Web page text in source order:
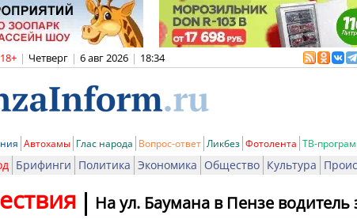
18+ | Четверг | 6 авг 2026 | 18:34
Автохамы Глас народа Вопрос-ответ Ликбез Фотолента ТВ-
Брифинги Политика Экономика Общество Культура
На ул. Баумана в Пензе